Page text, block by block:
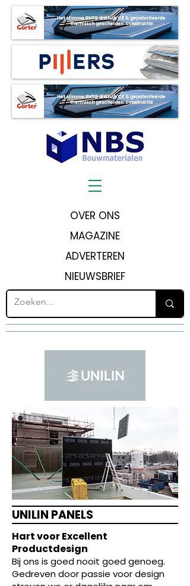
OVER ONS
MAGAZINE
ADVERTEREN
NIEUWSBRIEF
UNILIN PANELS
Hart voor Excellent
Productdesign
Bij ons is goed nooit goed genoeg.
Gedreven door passie voor design